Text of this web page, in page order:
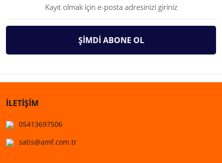
ŞİMDİ ABONE OL
İLETİŞİM
05413697506
satis@amf.com.tr